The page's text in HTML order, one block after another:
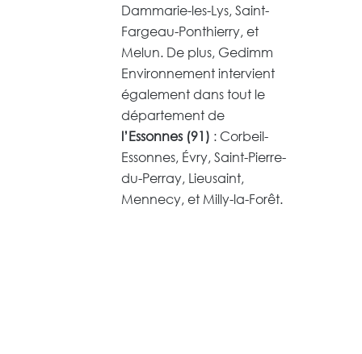
Dammarie-les-Lys, Saint-
Fargeau-Ponthierry, et
Melun. De plus, Gedimm
Environnement intervient
également dans tout le
département de
l’Essonnes (91) : Corbeil-
Essonnes, Évry, Saint-Pierre-
du-Perray, Lieusaint,
Mennecy, et Milly-la-Forêt.